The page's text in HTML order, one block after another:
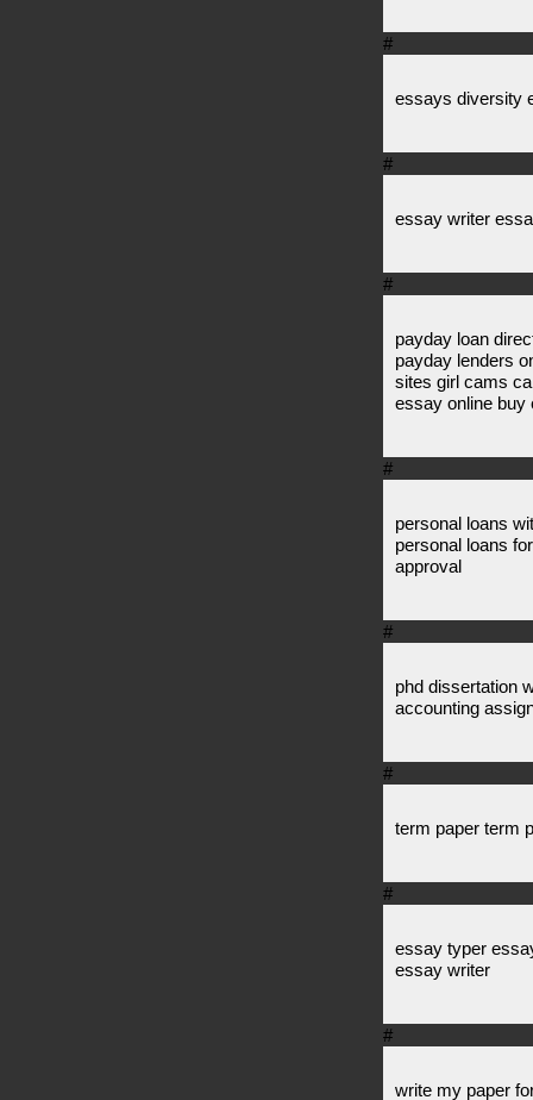
#
essays diversity
#
essay writer
#
payday loan
payday lenders
sites girl cams
essay online buy
#
personal loans
personal loans
approval
#
phd dissertation
accounting
#
term paper term
#
essay typer
essay writer
#
write my paper